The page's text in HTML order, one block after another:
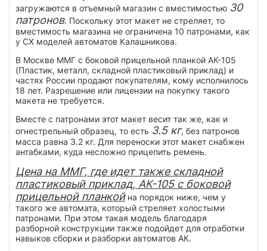
загружаются в отъемный магазин с вместимостью 30
патронов. Поскольку этот макет не стреляет, то
вместимость магазина не ограничена 10 патронами, как
у СХ моделей автоматов Калашникова.
В Москве ММГ с боковой прицельной планкой АК-105
(Пластик, металл, складной пластиковый приклад) и
частях России продают покупателям, кому исполнилось
18 лет. Разрешение или лицензии на покупку такого
макета не требуется.
Вместе с патронами этот макет весит так же, как и
огнестрельный образец, то есть 3.5 кг, без патронов
масса равна 3.2 кг. Для переноски этот макет снабжен
антабками, куда несложно прицепить ремень.
Цена на ММГ, где идет также складной
пластиковый приклад, АК-105 с боковой
прицельной планкойна порядок ниже, чем у
такого же автомата, который стреляет холостыми
патронами. При этом такая модель благодаря
разборной конструкции также подойдет для отработки
навыков сборки и разборки автоматов АК.